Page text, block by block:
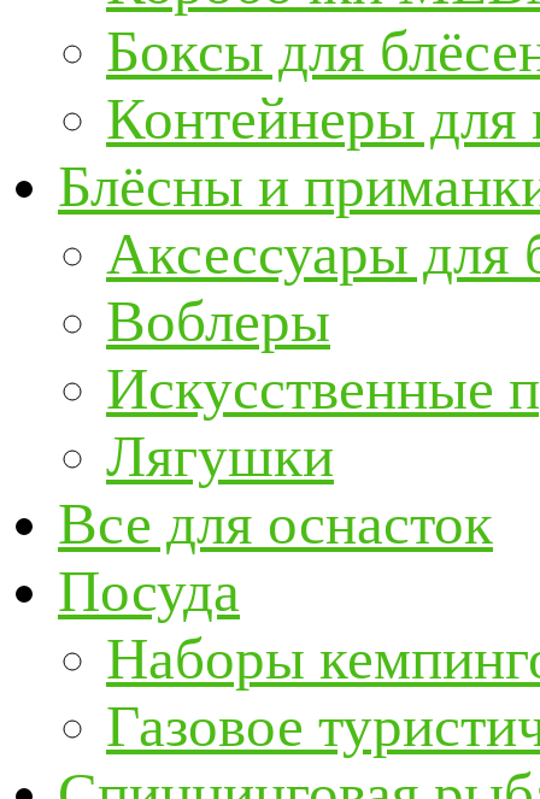
Боксы для
Контейнеры для
Блёсны и
Аксессуары для
Воблеры
Искусственные
Лягушки
Все для оснасток
Посуда
Наборы
Газовое